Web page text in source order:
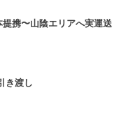
携〜山陰エリアへ実運送
き渡し